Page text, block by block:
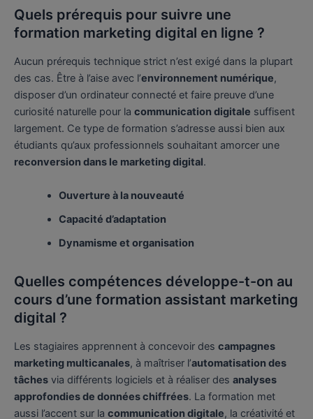
Quels prérequis pour suivre une
formation marketing digital en ligne ?
Aucun prérequis technique strict n’est exigé dans la plupart
des cas. Être à l’aise avec l’environnement numérique,
disposer d’un ordinateur connecté et faire preuve d’une
curiosité naturelle pour la communication digitale suffisent
largement. Ce type de formation s’adresse aussi bien aux
étudiants qu’aux professionnels souhaitant amorcer une
reconversion dans le marketing digital.
Ouverture à la nouveauté
Capacité d’adaptation
Dynamisme et organisation
Quelles compétences développe-t-on au
cours d’une formation assistant marketing
digital ?
Les stagiaires apprennent à concevoir des campagnes
marketing multicanales, à maîtriser l’automatisation des
tâches via différents logiciels et à réaliser des analyses
approfondies de données chiffrées. La formation met
aussi l’accent sur la communication digitale, la créativité et